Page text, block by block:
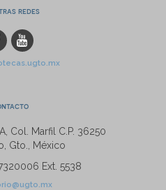
redes
Col. Marfil C.P. 36250
Gto., México
Ext. 5538